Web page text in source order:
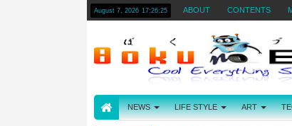
August 7, 2026 17:26:26 ABOUT CONTENTS
NEWS LIFE STYLE ART